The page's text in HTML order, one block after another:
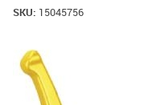
SKU: 15045756